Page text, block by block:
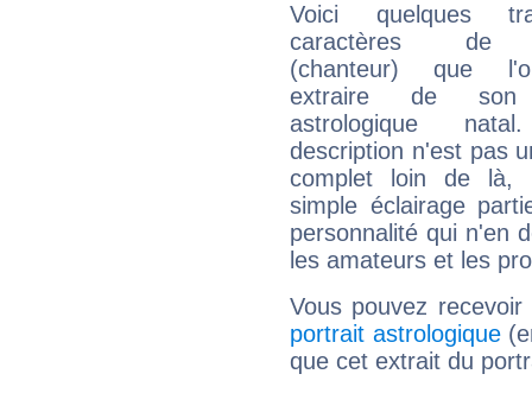
Voici quelques
caractères de
(chanteur) que
extraire de son
astrologique
description n'est pas
complet loin de là,
simple éclairage
personnalité qui n'en
les amateurs et les
Vous pouvez
portrait astrologique
que cet extrait du